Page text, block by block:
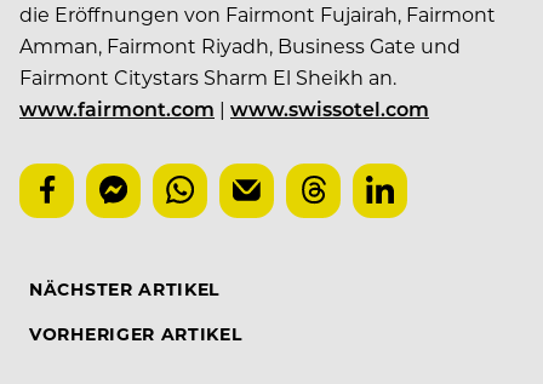
die Eröffnungen von Fairmont Fujairah, Fairmont
Amman, Fairmont Riyadh, Business Gate und
Fairmont Citystars Sharm El Sheikh an.
www.fairmont.com | www.swissotel.com
NÄCHSTER ARTIKEL
VORHERIGER ARTIKEL